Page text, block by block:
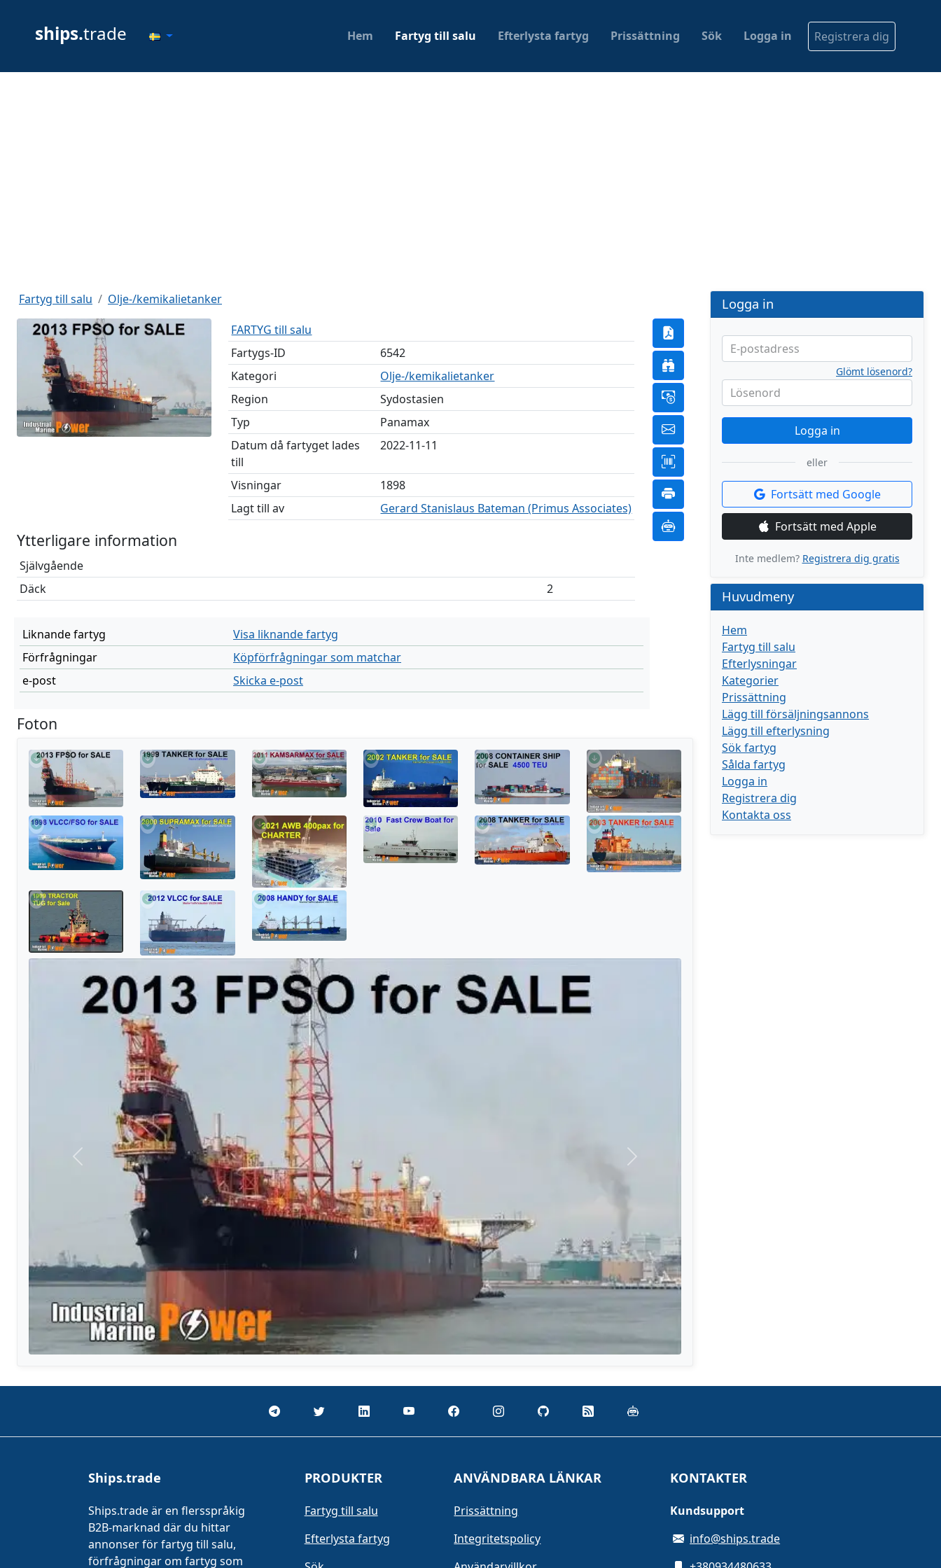
ships.trade Hem Fartyg till salu Efterlysta fartyg Prissättning Sök Logga in Registrera dig
Fartyg till salu
Olje-/kemikalietanker
FARTYG till salu
Fartygs-ID
6542
Kategori
Olje-/kemikalietanker
Region
Sydostasien
Typ
Panamax
Datum då fartyget lades
till
2022-11-11
Visningar
1898
Lagt till av
Gerard Stanislaus Bateman (Primus Associates)
Ytterligare information
Självgående
Däck
2
Liknande fartyg
Visa liknande fartyg
Förfrågningar
Köpförfrågningar som matchar
e-post
Skicka e-post
Foton
Föregående Nästa
Logga in
E-postadress
Lösenord
Glömt lösenord?
Logga in
eller
Fortsätt med Google
Fortsätt med Apple
Inte medlem? Registrera dig gratis
Huvudmeny
Hem
Fartyg till salu
Efterlysningar
Kategorier
Prissättning
Lägg till försäljningsannons
Lägg till efterlysning
Sök fartyg
Sålda fartyg
Logga in
Registrera dig
Kontakta oss
Ships.trade
Ships.trade är en flersspråkig
B2B-marknad där du hittar
annonser för fartyg till salu,
förfrågningar om fartyg som
PRODUKTER
Fartyg till salu
Efterlysta fartyg
ANVÄNDBARA LÄNKAR
Prissättning
Integritetspolicy
KONTAKTER
Kundsupport
info@ships.trade